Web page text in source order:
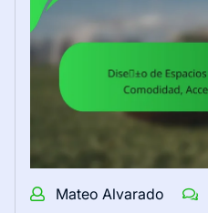
Mateo Alvarado